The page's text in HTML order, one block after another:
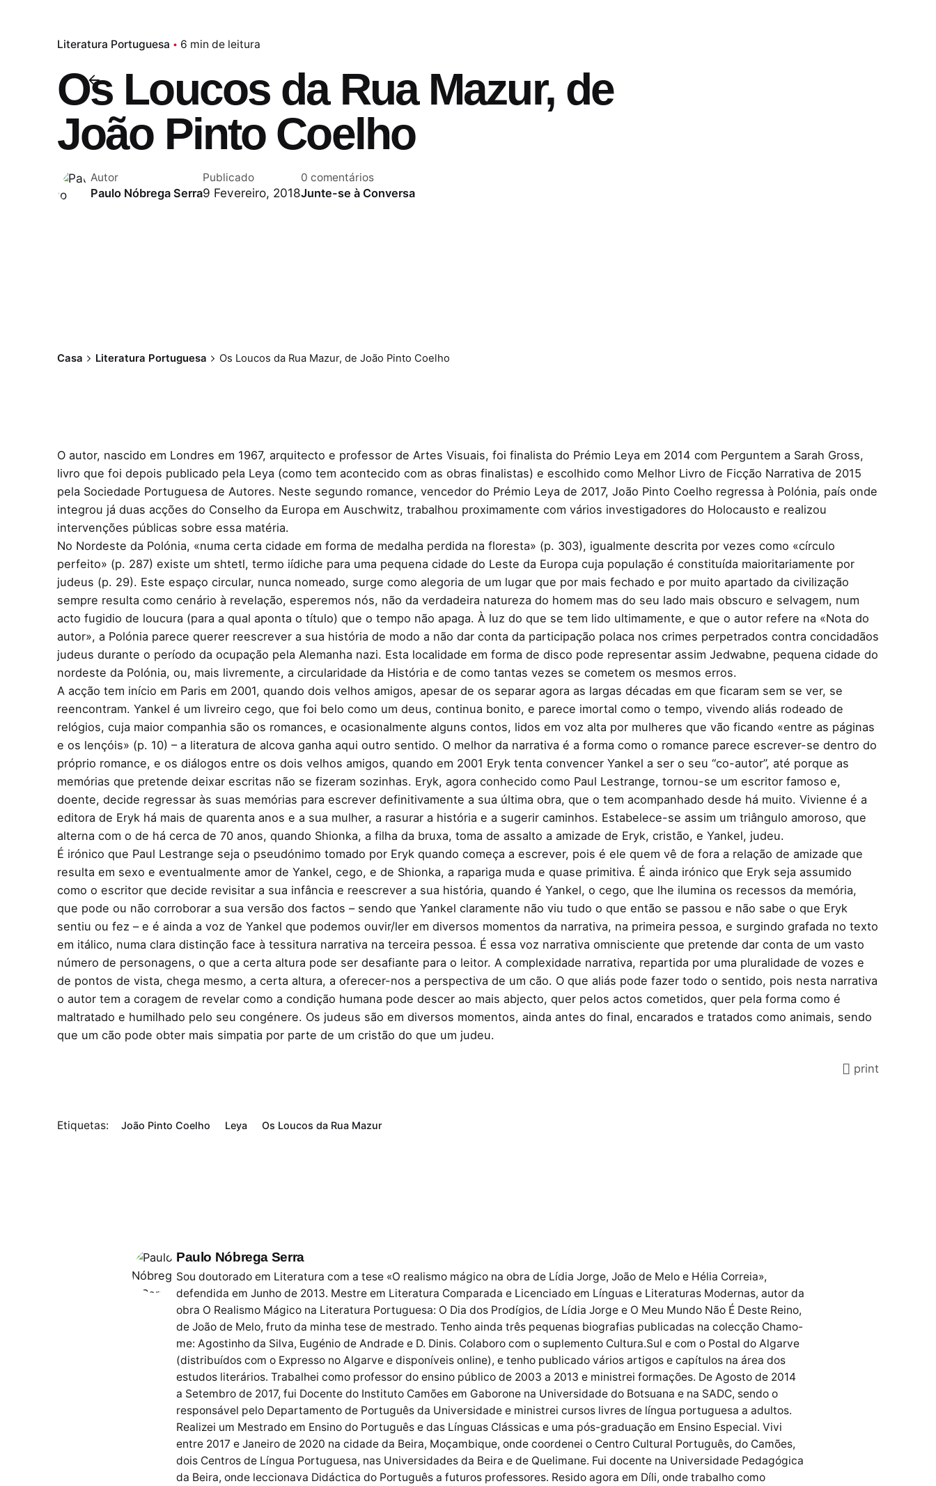
Literatura Portuguesa 6 min de leitura
Os Loucos da Rua Mazur, de
João Pinto Coelho
Autor
Paulo Nóbrega Serra
Publicado
9 Fevereiro, 2018
0 comentários
Junte-se à Conversa
Casa Literatura Portuguesa Os Loucos da Rua Mazur, de João Pinto Coelho
O autor, nascido em Londres em 1967, arquitecto e professor de Artes Visuais, foi finalista do Prémio Leya em 2014 com Perguntem a Sarah Gross,
livro que foi depois publicado pela Leya (como tem acontecido com as obras finalistas) e escolhido como Melhor Livro de Ficção Narrativa de 2015
pela Sociedade Portuguesa de Autores. Neste segundo romance, vencedor do Prémio Leya de 2017, João Pinto Coelho regressa à Polónia, país onde
integrou já duas acções do Conselho da Europa em Auschwitz, trabalhou proximamente com vários investigadores do Holocausto e realizou
intervenções públicas sobre essa matéria.
No Nordeste da Polónia, «numa certa cidade em forma de medalha perdida na floresta» (p. 303), igualmente descrita por vezes como «círculo
perfeito» (p. 287) existe um shtetl, termo iídiche para uma pequena cidade do Leste da Europa cuja população é constituída maioritariamente por
judeus (p. 29). Este espaço circular, nunca nomeado, surge como alegoria de um lugar que por mais fechado e por muito apartado da civilização
sempre resulta como cenário à revelação, esperemos nós, não da verdadeira natureza do homem mas do seu lado mais obscuro e selvagem, num
acto fugidio de loucura (para a qual aponta o título) que o tempo não apaga. À luz do que se tem lido ultimamente, e que o autor refere na «Nota do
autor», a Polónia parece querer reescrever a sua história de modo a não dar conta da participação polaca nos crimes perpetrados contra concidadãos
judeus durante o período da ocupação pela Alemanha nazi. Esta localidade em forma de disco pode representar assim Jedwabne, pequena cidade do
nordeste da Polónia, ou, mais livremente, a circularidade da História e de como tantas vezes se cometem os mesmos erros.
A acção tem início em Paris em 2001, quando dois velhos amigos, apesar de os separar agora as largas décadas em que ficaram sem se ver, se
reencontram. Yankel é um livreiro cego, que foi belo como um deus, continua bonito, e parece imortal como o tempo, vivendo aliás rodeado de
relógios, cuja maior companhia são os romances, e ocasionalmente alguns contos, lidos em voz alta por mulheres que vão ficando «entre as páginas
e os lençóis» (p. 10) – a literatura de alcova ganha aqui outro sentido. O melhor da narrativa é a forma como o romance parece escrever-se dentro do
próprio romance, e os diálogos entre os dois velhos amigos, quando em 2001 Eryk tenta convencer Yankel a ser o seu “co-autor”, até porque as
memórias que pretende deixar escritas não se fizeram sozinhas. Eryk, agora conhecido como Paul Lestrange, tornou-se um escritor famoso e,
doente, decide regressar às suas memórias para escrever definitivamente a sua última obra, que o tem acompanhado desde há muito. Vivienne é a
editora de Eryk há mais de quarenta anos e a sua mulher, a rasurar a história e a sugerir caminhos. Estabelece-se assim um triângulo amoroso, que
alterna com o de há cerca de 70 anos, quando Shionka, a filha da bruxa, toma de assalto a amizade de Eryk, cristão, e Yankel, judeu.
É irónico que Paul Lestrange seja o pseudónimo tomado por Eryk quando começa a escrever, pois é ele quem vê de fora a relação de amizade que
resulta em sexo e eventualmente amor de Yankel, cego, e de Shionka, a rapariga muda e quase primitiva. É ainda irónico que Eryk seja assumido
como o escritor que decide revisitar a sua infância e reescrever a sua história, quando é Yankel, o cego, que lhe ilumina os recessos da memória,
que pode ou não corroborar a sua versão dos factos – sendo que Yankel claramente não viu tudo o que então se passou e não sabe o que Eryk
sentiu ou fez – e é ainda a voz de Yankel que podemos ouvir/ler em diversos momentos da narrativa, na primeira pessoa, e surgindo grafada no texto
em itálico, numa clara distinção face à tessitura narrativa na terceira pessoa. É essa voz narrativa omnisciente que pretende dar conta de um vasto
número de personagens, o que a certa altura pode ser desafiante para o leitor. A complexidade narrativa, repartida por uma pluralidade de vozes e
de pontos de vista, chega mesmo, a certa altura, a oferecer-nos a perspectiva de um cão. O que aliás pode fazer todo o sentido, pois nesta narrativa
o autor tem a coragem de revelar como a condição humana pode descer ao mais abjecto, quer pelos actos cometidos, quer pela forma como é
maltratado e humilhado pelo seu congénere. Os judeus são em diversos momentos, ainda antes do final, encarados e tratados como animais, sendo
que um cão pode obter mais simpatia por parte de um cristão do que um judeu.
print
Etiquetas: João Pinto Coelho Leya Os Loucos da Rua Mazur
Paulo Nóbrega Serra
Sou doutorado em Literatura com a tese «O realismo mágico na obra de Lídia Jorge, João de Melo e Hélia Correia»,
defendida em Junho de 2013. Mestre em Literatura Comparada e Licenciado em Línguas e Literaturas Modernas, autor da
obra O Realismo Mágico na Literatura Portuguesa: O Dia dos Prodígios, de Lídia Jorge e O Meu Mundo Não É Deste Reino,
de João de Melo, fruto da minha tese de mestrado. Tenho ainda três pequenas biografias publicadas na colecção Chamo-
me: Agostinho da Silva, Eugénio de Andrade e D. Dinis. Colaboro com o suplemento Cultura.Sul e com o Postal do Algarve
(distribuídos com o Expresso no Algarve e disponíveis online), e tenho publicado vários artigos e capítulos na área dos
estudos literários. Trabalhei como professor do ensino público de 2003 a 2013 e ministrei formações. De Agosto de 2014
a Setembro de 2017, fui Docente do Instituto Camões em Gaborone na Universidade do Botsuana e na SADC, sendo o
responsável pelo Departamento de Português da Universidade e ministrei cursos livres de língua portuguesa a adultos.
Realizei um Mestrado em Ensino do Português e das Línguas Clássicas e uma pós-graduação em Ensino Especial. Vivi
entre 2017 e Janeiro de 2020 na cidade da Beira, Moçambique, onde coordenei o Centro Cultural Português, do Camões,
dois Centros de Língua Portuguesa, nas Universidades da Beira e de Quelimane. Fui docente na Universidade Pedagógica
da Beira, onde leccionava Didáctica do Português a futuros professores. Resido agora em Díli, onde trabalho como